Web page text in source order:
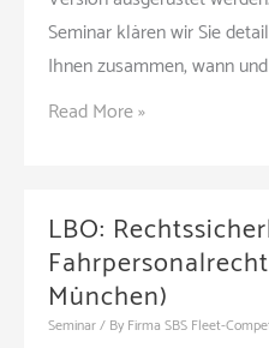
Seminar klären wir Sie
Ihnen zusammen, wann
Last
bis
3,5
t
ab
Read More »
LBO:
München)
Seminar/ By Firma SBS Fleet-